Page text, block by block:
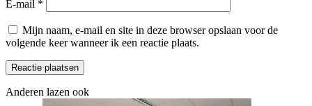
E-mail *
Mijn naam, e-mail en site in deze browser opslaan voor de
volgende keer wanneer ik een reactie plaats.
Anderen lazen ook